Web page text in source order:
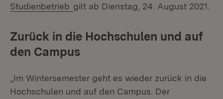
Studienbetrieb gilt ab Dienstag, 24. August 2021.
Zurück in die Hochschulen und auf
den Campus
„Im Wintersemester geht es wieder zurück in die
Hochschulen und auf den Campus. Der